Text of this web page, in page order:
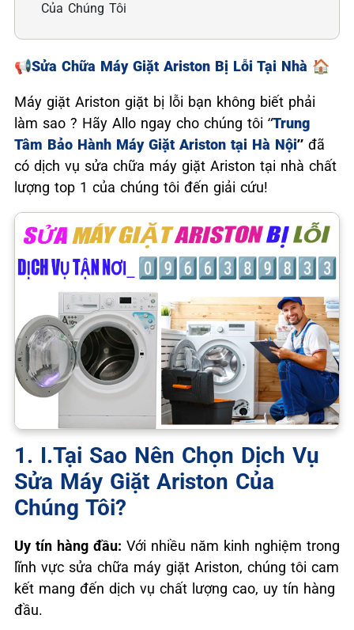
Của Chúng Tôi
📢Sửa Chữa Máy Giặt Ariston Bị Lỗi Tại Nhà 🏠
Máy giặt Ariston giặt bị lỗi bạn không biết phải
làm sao ? Hãy Allo ngay cho chúng tôi “Trung
Tâm Bảo Hành Máy Giặt Ariston tại Hà Nội” đã
có dịch vụ sửa chữa máy giặt Ariston tại nhà chất
lượng top 1 của chúng tôi đến giải cứu!
1. I.Tại Sao Nên Chọn Dịch Vụ
Sửa Máy Giặt Ariston Của
Chúng Tôi?
Uy tín hàng đầu: Với nhiều năm kinh nghiệm trong
lĩnh vực sửa chữa máy giặt Ariston, chúng tôi cam
kết mang đến dịch vụ chất lượng cao, uy tín hàng
đầu.